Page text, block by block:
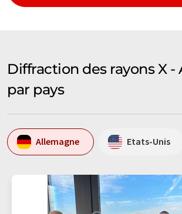
Diffraction des rayons X
par pays
Allemagne Etats-Unis